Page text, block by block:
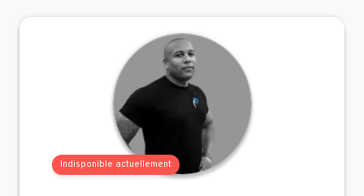
Indisponible actuellement